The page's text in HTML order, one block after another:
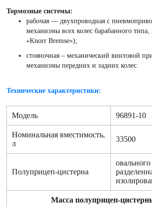
Тормозные системы:
рабочая — двухпроводная с
механизмы всех колес барабанного
«Knorr Bremse»);
стояночная – механический винтовой
механизмы передних и задних колес.
Технические характеристики:
Модель 96891-10
Номинальная вместимость,
л
33500
Полуприцеп-цистерна
Масса полуприцеп-